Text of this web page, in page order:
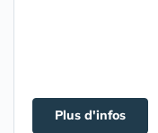
Plus d'infos